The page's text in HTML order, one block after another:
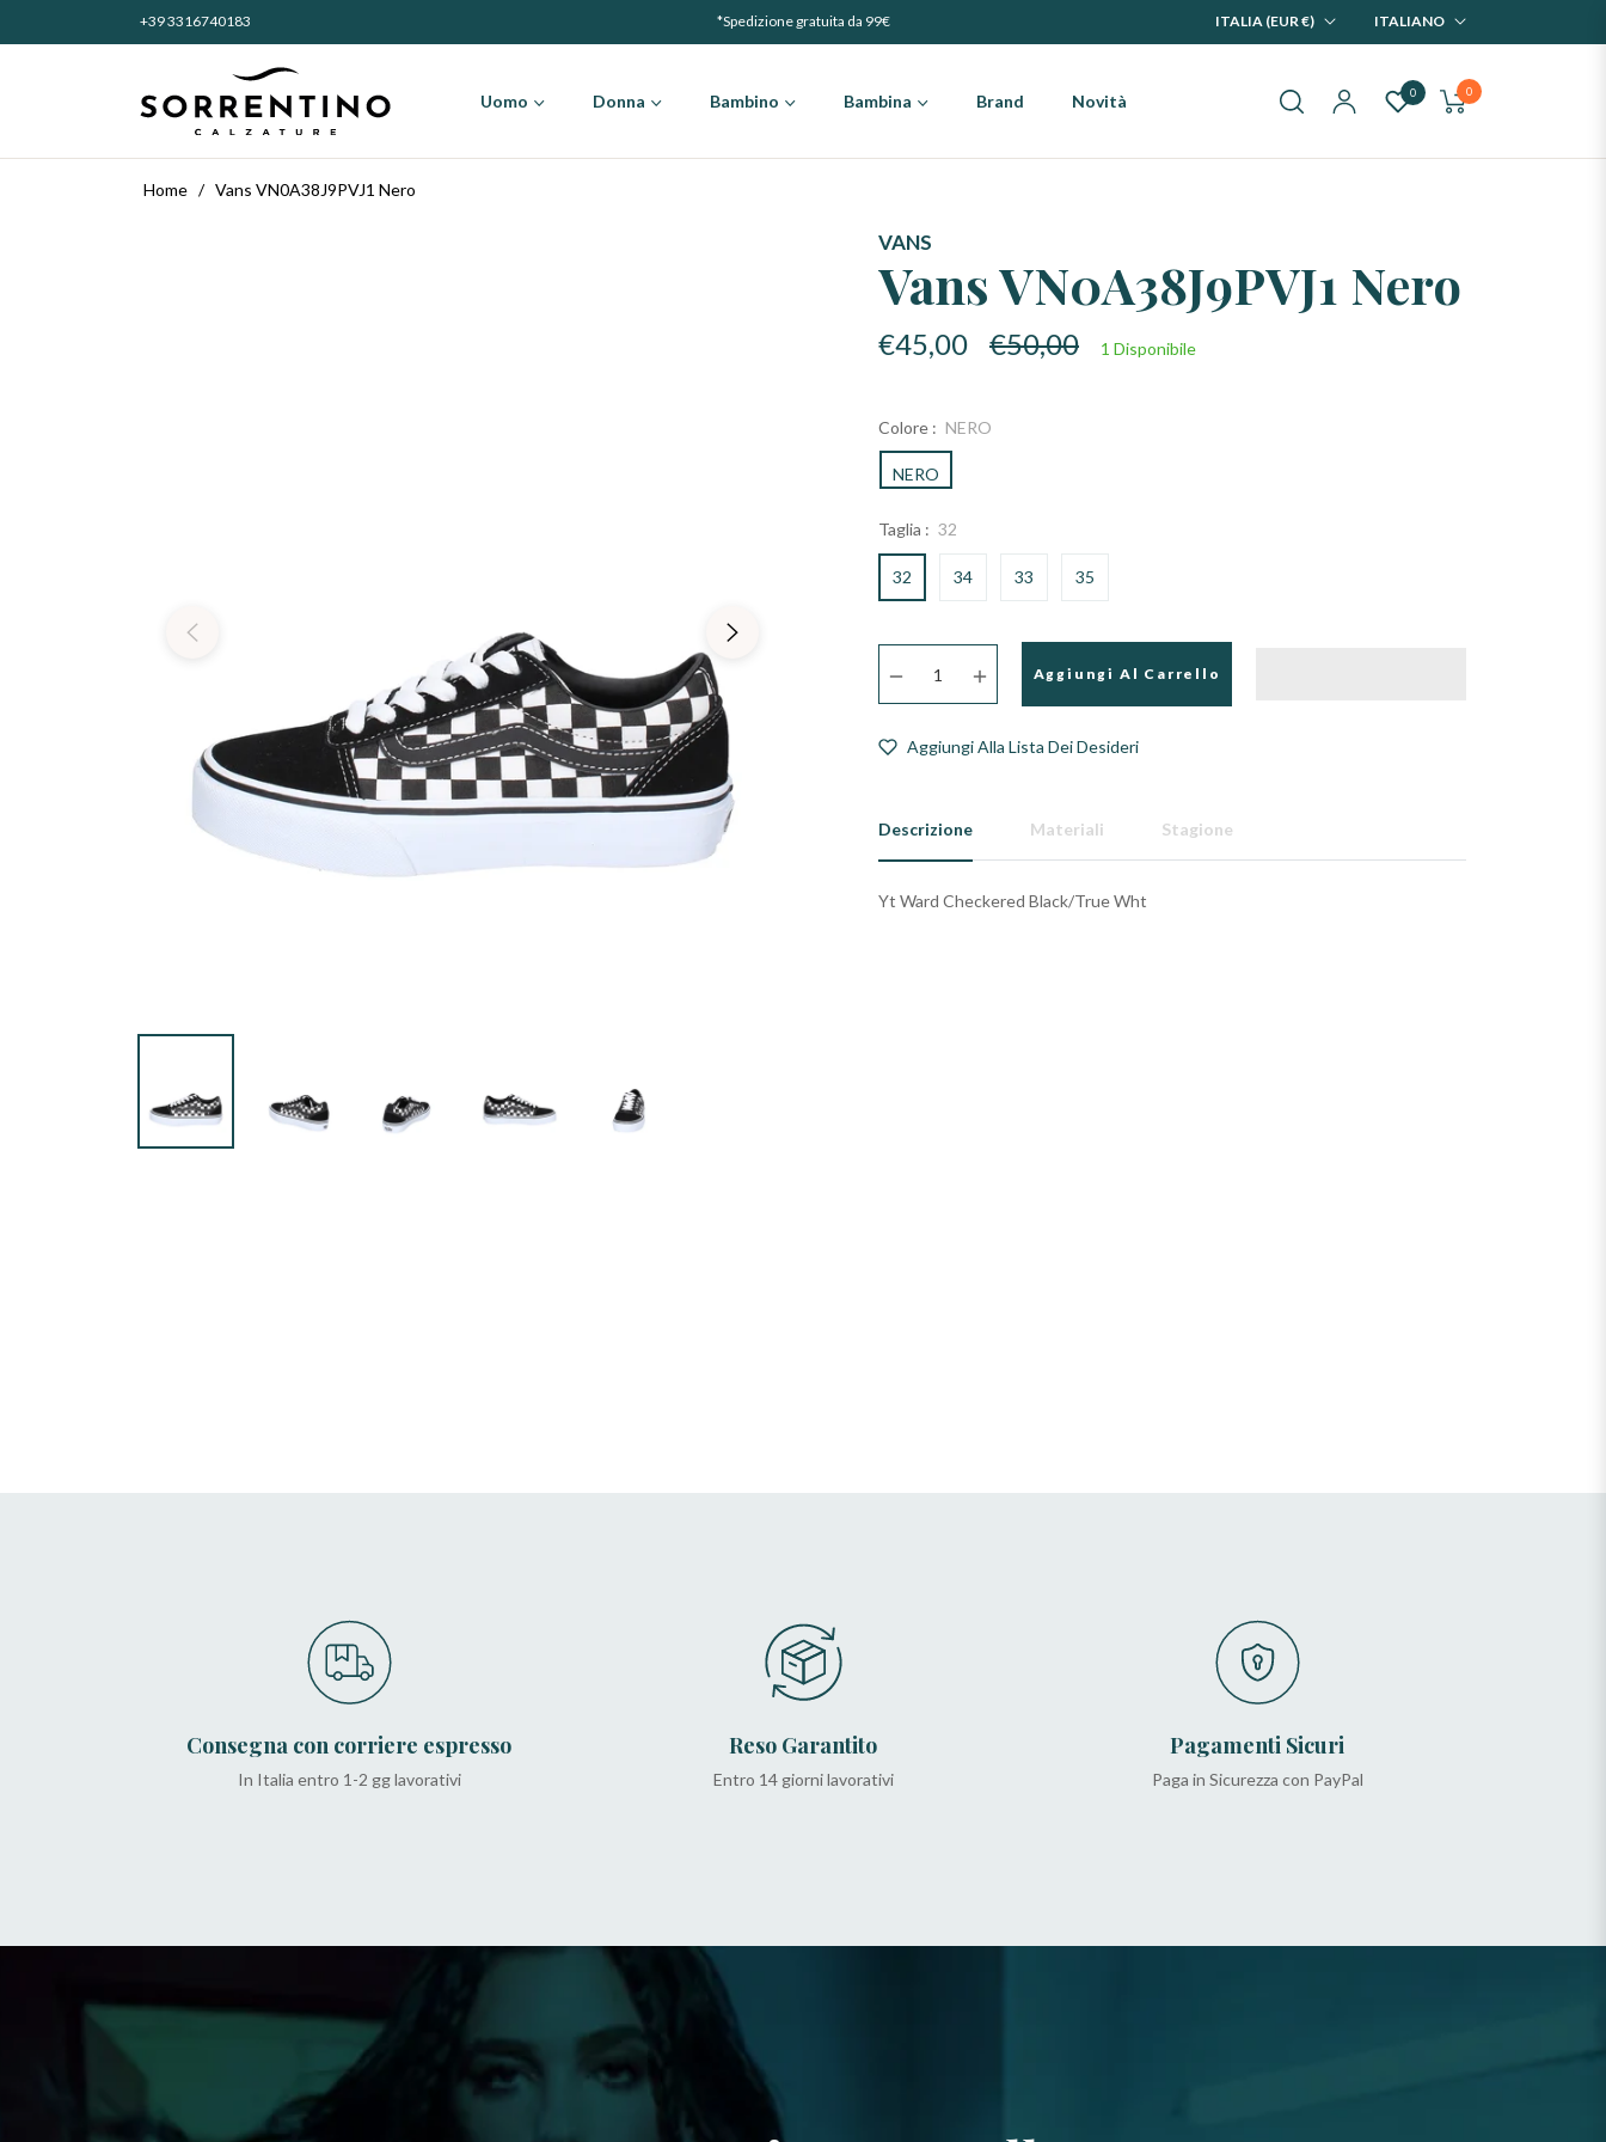
+39 3316740183 *Spedizione gratuita da 99€ ITALIA (EUR €) ITALIANO
Calzature Uomo Donna Bambino Bambina Brand Novità 0
Carrello
0
Home / Vans VN0A38J9PVJ1 Nero
VANS
Vans VN0A38J9PVJ1 Nero
€45,00
Prezzo
di
€50,00 1 Disponibile
Colore : NERO
NERO
Taglia : 32
32 34 33 35
Aggiungi Al Carrello
Aggiungi Alla Lista Dei Desideri
Descrizione Materiali Stagione
Yt Ward Checkered Black/True Wht
Consegna con corriere espresso
In Italia entro 1-2 gg lavorativi
Reso Garantito
Entro 14 giorni lavorativi
Pagamenti Sicuri
Paga in Sicurezza con PayPal